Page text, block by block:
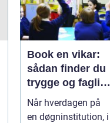
Book en vikar:
sådan finder du
trygge og fagligt
stærke
løsninger
Når hverdagen på
en døgninstitution, i